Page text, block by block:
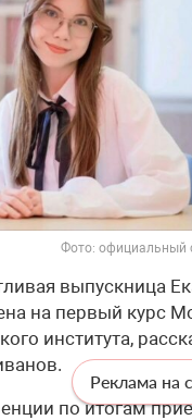
Фото: официальный
выпускница
на первый курс
института,
по итогам
Реклама на